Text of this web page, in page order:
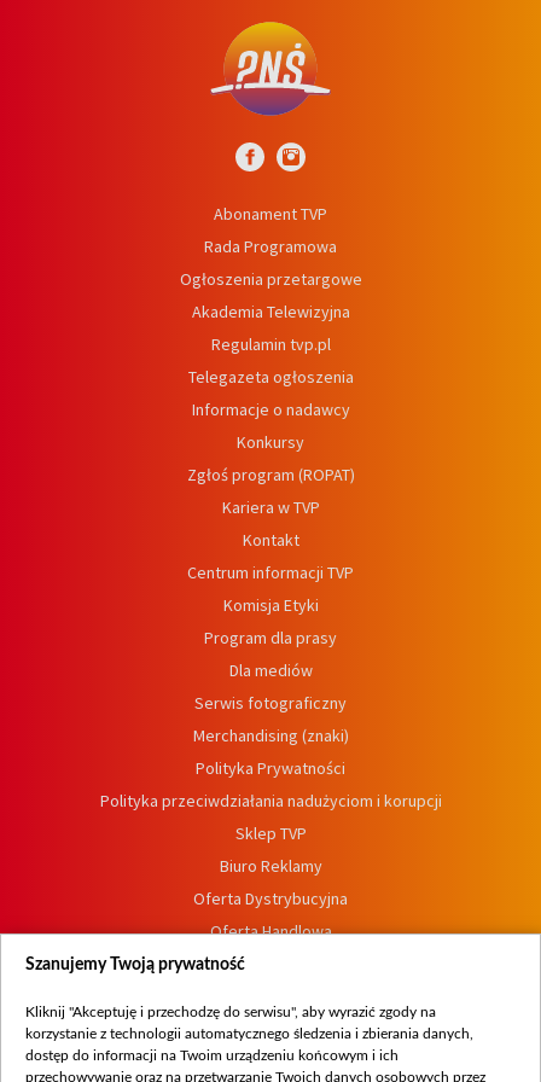
Abonament TVP
Rada Programowa
Ogłoszenia przetargowe
Akademia Telewizyjna
Regulamin tvp.pl
Telegazeta ogłoszenia
Informacje o nadawcy
Konkursy
Zgłoś program (ROPAT)
Kariera w TVP
Kontakt
Centrum informacji TVP
Komisja Etyki
Program dla prasy
Dla mediów
Serwis fotograficzny
Merchandising (znaki)
Polityka Prywatności
Polityka przeciwdziałania nadużyciom i korupcji
Sklep TVP
Biuro Reklamy
Oferta Dystrybucyjna
Oferta Handlowa
Dostępność
Procedura zgłoszeń wewnętrznych
Szanujemy Twoją prywatność
Kliknij "Akceptuję i przechodzę do serwisu", aby wyrazić zgody na
korzystanie z technologii automatycznego śledzenia i zbierania danych,
dostęp do informacji na Twoim urządzeniu końcowym i ich
przechowywanie oraz na przetwarzanie Twoich danych osobowych przez